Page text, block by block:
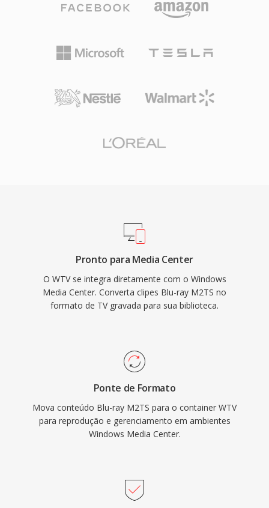
Pronto para Media Center
O WTV se integra diretamente com o Windows
Media Center. Converta clipes Blu-ray M2TS no
formato de TV gravada para sua biblioteca.
Ponte de Formato
Mova conteúdo Blu-ray M2TS para o container WTV
para reprodução e gerenciamento em ambientes
Windows Media Center.